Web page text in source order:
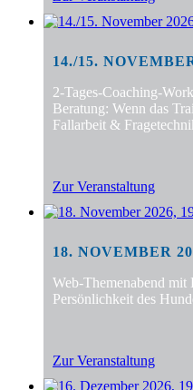
14./15.
2-Tages-Coaching-
Beratung: Wenn das
Fallarbeit &
Zur Veranstaltung
18. NOVEMBER
Web-Themenabend
Persönlichkeit des
Zur Veranstaltung